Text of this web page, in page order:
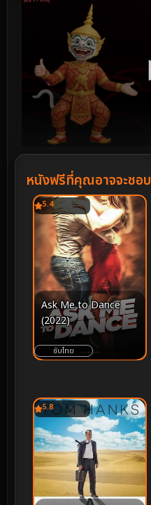
หนังฟรีที่คุณอาจจะชอบ
5.4
Ask Me to Dance
(2022)
ซับไทย
5.8